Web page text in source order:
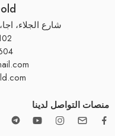
شارع الجلاء، اجا،
منصات التواصل لدينا